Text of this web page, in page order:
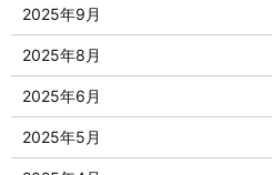
2025年9月
2025年8月
2025年6月
2025年5月